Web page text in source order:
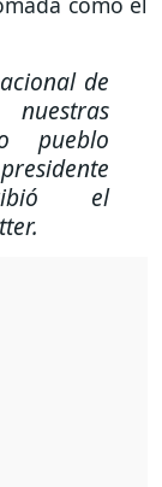
de
pueblo
el